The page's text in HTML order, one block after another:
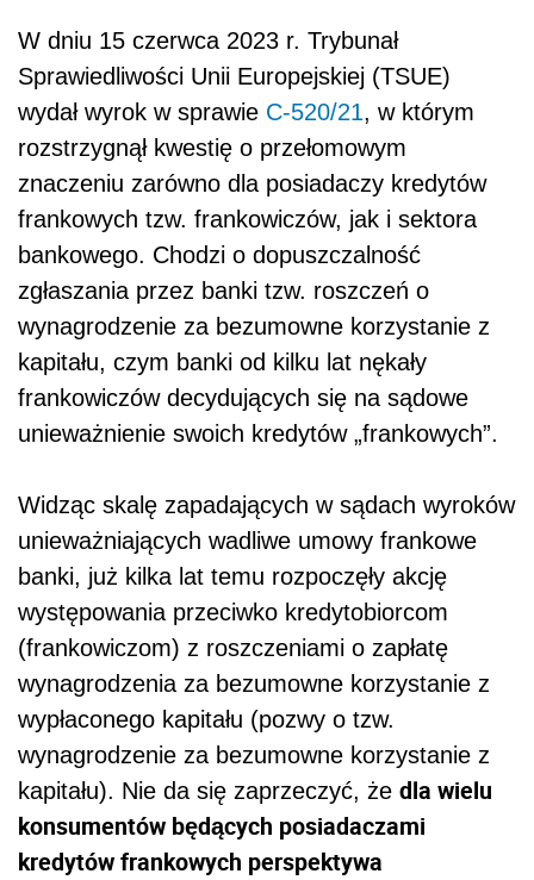
W dniu 15 czerwca 2023 r. Trybunał
Sprawiedliwości Unii Europejskiej (TSUE)
wydał wyrok w sprawie C-520/21, w którym
rozstrzygnął kwestię o przełomowym
znaczeniu zarówno dla posiadaczy kredytów
frankowych tzw. frankowiczów, jak i sektora
bankowego. Chodzi o dopuszczalność
zgłaszania przez banki tzw. roszczeń o
wynagrodzenie za bezumowne korzystanie z
kapitału, czym banki od kilku lat nękały
frankowiczów decydujących się na sądowe
unieważnienie swoich kredytów „frankowych”.
Widząc skalę zapadających w sądach wyroków
unieważniających wadliwe umowy frankowe
banki, już kilka lat temu rozpoczęły akcję
występowania przeciwko kredytobiorcom
(frankowiczom) z roszczeniami o zapłatę
wynagrodzenia za bezumowne korzystanie z
wypłaconego kapitału (pozwy o tzw.
wynagrodzenie za bezumowne korzystanie z
kapitału). Nie da się zaprzeczyć, że dla wielu
konsumentów będących posiadaczami
kredytów frankowych perspektywa